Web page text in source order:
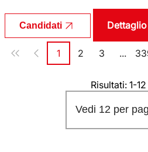
Candidati
Paginazione
Pagina
1 Pagina
2 Pagina
3 ...
Risultati: 1-
Vedi 12 per